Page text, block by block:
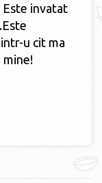
Este invatat
u cit ma
mine!